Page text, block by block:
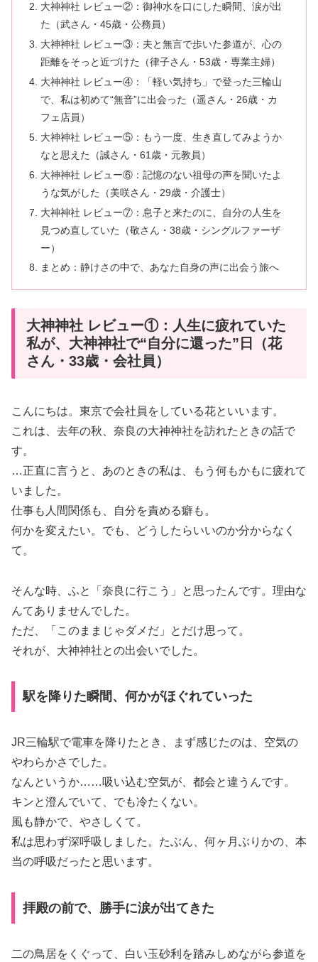
大神神社 レビュー②：御神水を口にした瞬間、涙が出
た（武さん・45歳・公務員）
大神神社 レビュー③：夫と無言で歩いた参道が、心の
距離をそっと近づけた（律子さん・53歳・専業主婦）
大神神社 レビュー④：「軽い気持ち」で登った三輪山
で、私は初めて“無音”に出会った（遥さん・26歳・カ
フェ店員）
大神神社 レビュー⑤：もう一度、生き直してみようか
なと思えた（誠さん・61歳・元教員）
大神神社 レビュー⑥：記憶のない祖母の声を聞いたよ
うな気がした（美咲さん・29歳・介護士）
大神神社 レビュー⑦：息子と来たのに、自分の人生を
見つめ直していた（敬さん・38歳・シングルファーザ
ー）
まとめ：静けさの中で、あなた自身の声に出会う旅へ
大神神社 レビュー①：人生に疲れていた
私が、大神神社で“自分に還った”日（花
さん・33歳・会社員）
こんにちは。東京で会社員をしている花といいます。
これは、去年の秋、奈良の大神神社を訪れたときの話で
す。
…正直に言うと、あのときの私は、もう何もかもに疲れて
いました。
仕事も人間関係も、自分を責める癖も。
何かを変えたい。でも、どうしたらいいのか分からなく
て。
そんな時、ふと「奈良に行こう」と思ったんです。理由な
んてありませんでした。
ただ、「このままじゃダメだ」とだけ思って。
それが、大神神社との出会いでした。
駅を降りた瞬間、何かがほぐれていった
JR三輪駅で電車を降りたとき、まず感じたのは、空気の
やわらかさでした。
なんというか……吸い込む空気が、都会と違うんです。
キンと澄んでいて、でも冷たくない。
風も静かで、やさしくて。
私は思わず深呼吸しました。たぶん、何ヶ月ぶりかの、本
当の呼吸だったと思います。
拝殿の前で、勝手に涙が出てきた
二の鳥居をくぐって、白い玉砂利を踏みしめながら参道を